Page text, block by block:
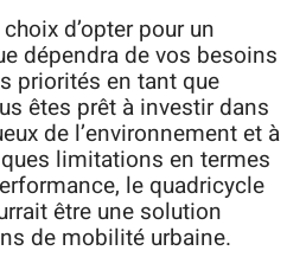
d’opter pour un
dépendra de vos besoins
priorités en tant que
êtes prêt à investir dans
de l’environnement et à
limitations en termes
le quadricycle
être une solution
de mobilité urbaine.